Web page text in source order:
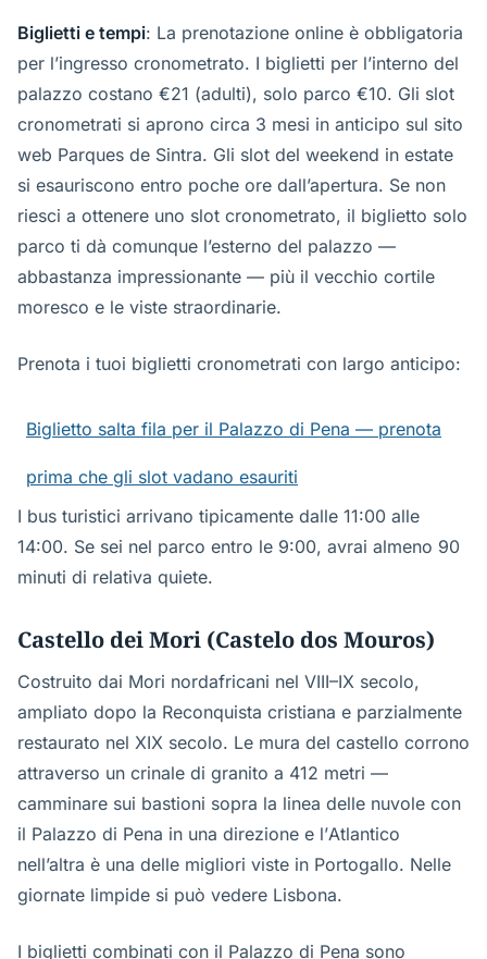
Biglietti e tempi: La prenotazione online è obbligatoria
per l’ingresso cronometrato. I biglietti per l’interno del
palazzo costano €21 (adulti), solo parco €10. Gli slot
cronometrati si aprono circa 3 mesi in anticipo sul sito
web Parques de Sintra. Gli slot del weekend in estate
si esauriscono entro poche ore dall’apertura. Se non
riesci a ottenere uno slot cronometrato, il biglietto solo
parco ti dà comunque l’esterno del palazzo —
abbastanza impressionante — più il vecchio cortile
moresco e le viste straordinarie.
Prenota i tuoi biglietti cronometrati con largo anticipo:
Biglietto salta fila per il Palazzo di Pena — prenota
prima che gli slot vadano esauriti
I bus turistici arrivano tipicamente dalle 11:00 alle
14:00. Se sei nel parco entro le 9:00, avrai almeno 90
minuti di relativa quiete.
Castello dei Mori (Castelo dos Mouros)
Costruito dai Mori nordafricani nel VIII–IX secolo,
ampliato dopo la Reconquista cristiana e parzialmente
restaurato nel XIX secolo. Le mura del castello corrono
attraverso un crinale di granito a 412 metri —
camminare sui bastioni sopra la linea delle nuvole con
il Palazzo di Pena in una direzione e l’Atlantico
nell’altra è una delle migliori viste in Portogallo. Nelle
giornate limpide si può vedere Lisbona.
I biglietti combinati con il Palazzo di Pena sono